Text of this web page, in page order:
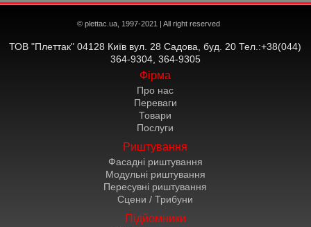
© plettac.ua, 1997-2021 | All right reserved
ТОВ "Плеттак" 04128 Київ вул. 28 Садова, буд. 20 Тел.:+38(044)
364-9304, 364-9305
Фірма
Про нас
Переваги
Товари
Послуги
Риштування
Фасадні риштування
Модульні риштування
Пересувні риштування
Сцени / Трибуни
Підйомники